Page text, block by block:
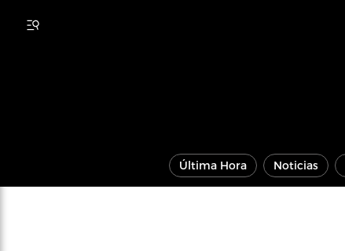
Última Hora Noticias